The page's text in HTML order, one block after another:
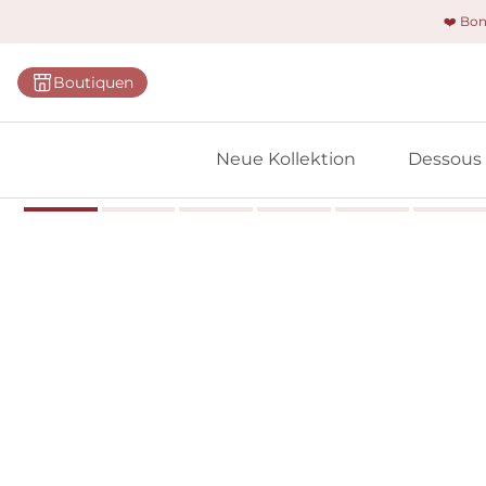
❤️
Boutiquen
Neue Kollektion Dessous